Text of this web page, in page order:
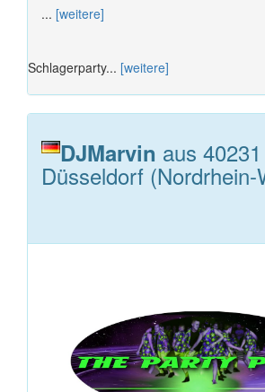
... [weitere]
Schlagerparty... [weitere]
DJMarvin aus 40231
Düsseldorf (Nordrhein-